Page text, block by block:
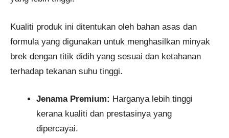
Kualiti produk ini ditentukan oleh bahan asas dan
formula yang digunakan untuk menghasilkan minyak
brek dengan titik didih yang sesuai dan ketahanan
terhadap tekanan suhu tinggi.
Jenama Premium: Harganya lebih tinggi
kerana kualiti dan prestasinya yang
dipercayai.